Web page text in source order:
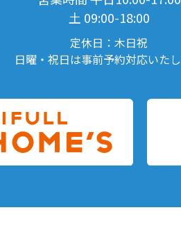
土 09:00-18:00
定休日：木日祝
日曜・祝日は事前予約対応いた